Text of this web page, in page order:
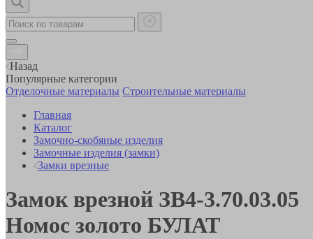
Назад
Популярные категории
Отделочные материалы Строительные материалы
Главная
Каталог
Замочно-скобяные изделия
Замочные изделия (замки)
Замки врезные
Замок врезной ЗВ4-3.70.03.05
Номос золото БУЛАТ